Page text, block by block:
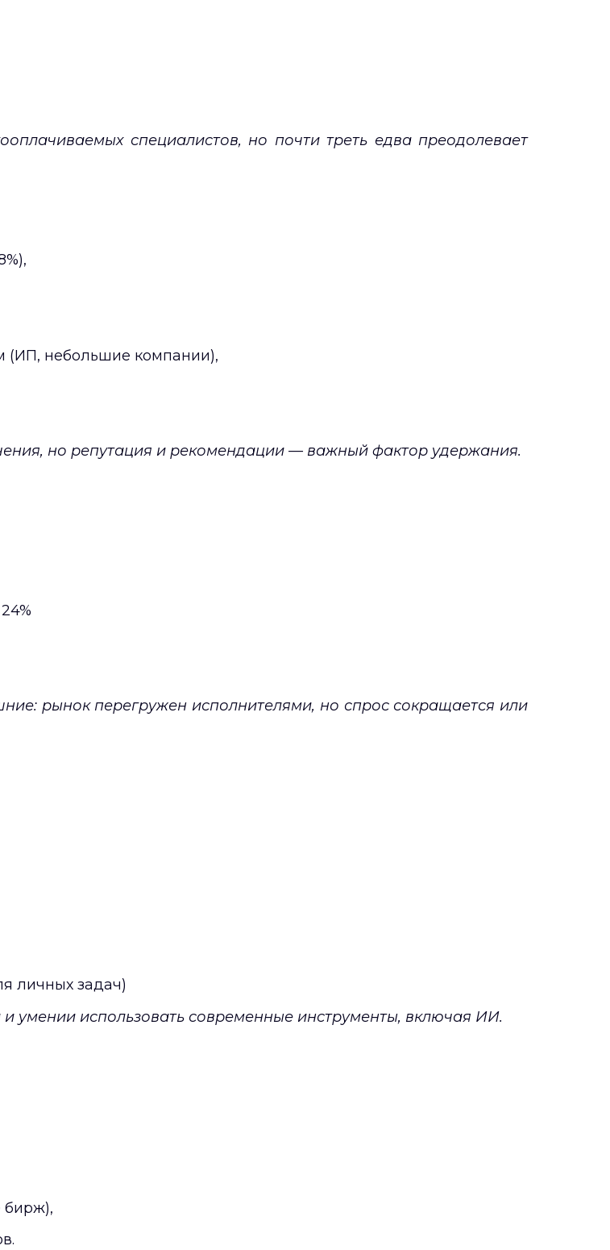
специалистов, но почти треть едва преодолевает
(ИП, небольшие компании),
но репутация и рекомендации — важный фактор удержания.
рынок перегружен исполнителями, но спрос сокращается или
личных задач)
умении использовать современные инструменты, включая ИИ.
бирж),